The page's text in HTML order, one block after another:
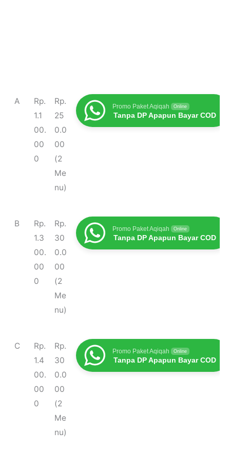
T
H
ar
ga
Bia
ya
Ma
sa
k
Promo Terbaru
A
Rp.
1.1
00.
00
0
Rp.
25
0.0
00
(2
Me
nu)
Promo Paket Aqiqah Online
Tanpa DP Apapun Bayar COD
B
Rp.
1.3
00.
00
0
Rp.
30
0.0
00
(2
Me
nu)
Promo Paket Aqiqah Online
Tanpa DP Apapun Bayar COD
C
Rp.
1.4
00.
00
0
Rp.
30
0.0
00
(2
Me
nu)
Promo Paket Aqiqah Online
Tanpa DP Apapun Bayar COD